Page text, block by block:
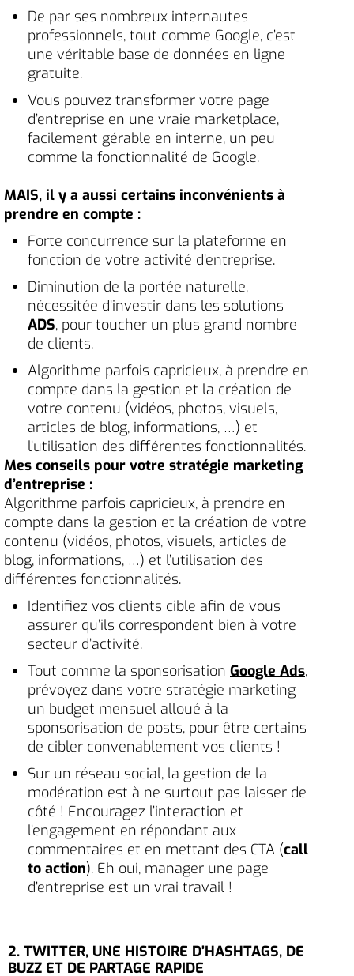
De par ses nombreux internautes
professionnels, tout comme Google, c’est
une véritable base de données en ligne
gratuite.
Vous pouvez transformer votre page
d’entreprise en une vraie marketplace,
facilement gérable en interne, un peu
comme la fonctionnalité de Google.
MAIS, il y a aussi certains inconvénients à
prendre en compte :
Forte concurrence sur la plateforme en
fonction de votre activité d’entreprise.
Diminution de la portée naturelle,
nécessitée d’investir dans les solutions
ADS, pour toucher un plus grand nombre
de clients.
Algorithme parfois capricieux, à prendre en
compte dans la gestion et la création de
votre contenu (vidéos, photos, visuels,
articles de blog, informations, …) et
l’utilisation des différentes fonctionnalités.
Mes conseils pour votre stratégie marketing
d’entreprise :
Algorithme parfois capricieux, à prendre en
compte dans la gestion et la création de votre
contenu (vidéos, photos, visuels, articles de
blog, informations, …) et l’utilisation des
différentes fonctionnalités.
Identifiez vos clients cible afin de vous
assurer qu’ils correspondent bien à votre
secteur d’activité.
Tout comme la sponsorisation Google Ads,
prévoyez dans votre stratégie marketing
un budget mensuel alloué à la
sponsorisation de posts, pour être certains
de cibler convenablement vos clients !
Sur un réseau social, la gestion de la
modération est à ne surtout pas laisser de
côté ! Encouragez l’interaction et
l’engagement en répondant aux
commentaires et en mettant des CTA (call
to action). Eh oui, manager une page
d’entreprise est un vrai travail !
2. TWITTER, UNE HISTOIRE D’HASHTAGS, DE
BUZZ ET DE PARTAGE RAPIDE